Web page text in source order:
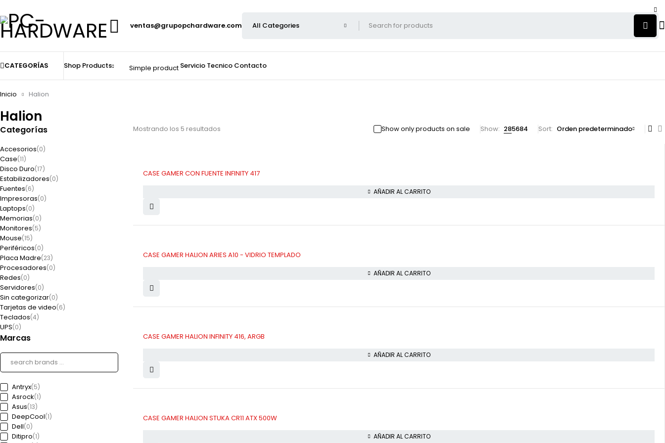
ventas@grupopchardware.com
CATEGORÍAS Shop Products Simple product Servicio Tecnico Contacto
Halion
Inicio Halion
Categorías
Accesorios(0)
Case(11)
Disco Duro(17)
Estabilizadores(0)
Fuentes(6)
Impresoras(0)
Laptops(0)
Memorias(0)
Monitores(5)
Mouse(15)
Periféricos(0)
Placa Madre(23)
Procesadores(0)
Redes(0)
Servidores(0)
Sin categorizar(0)
Tarjetas de video(6)
Teclados(4)
UPS(0)
Marcas
Antryx(5)
Asrock(1)
Asus(13)
DeepCool(1)
Dell(0)
Ditipro(1)
Mostrando los 5 resultados Show only products on sale Show: 285684 Sort Orden predeterminado
CASE GAMER CON FUENTE INFINITY 417
AÑADIR AL CARRITO
CASE GAMER HALION ARIES A10 - VIDRIO TEMPLADO
AÑADIR AL CARRITO
CASE GAMER HALION INFINITY 416, ARGB
AÑADIR AL CARRITO
CASE GAMER HALION STUKA CR11 ATX 500W
AÑADIR AL CARRITO